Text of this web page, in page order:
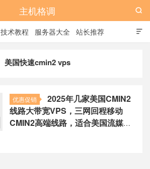
主机格调

技术教程 服务器大全 站长推荐

美国快速cmin2 vps
优惠促销
2025年几家美国CMIN2
线路大带宽VPS，三网回程移动
CMIN2高端线路，适合美国流媒体